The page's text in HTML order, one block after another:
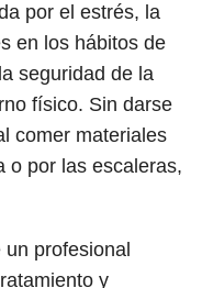
por el estrés, la
en los hábitos de
seguridad de la
físico. Sin darse
comer materiales
o por las escaleras,
profesional
y